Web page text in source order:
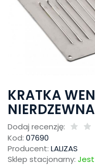
KRATKA
Dodaj recenzję:
Kod: 07690
Producent: LALIZAS
Sklep stacjonarny: